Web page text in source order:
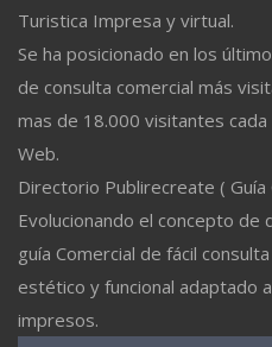
Turistica Impresa y virtual.
Se ha posicionado en los
de consulta comercial más
mas de 18.000 visitantes
Web.
Directorio Publirecreate ( Guía
Evolucionando el concepto de
guía Comercial de fácil
estético y funcional adaptado
impresos.